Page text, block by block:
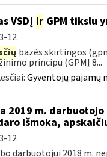
VSDĮ irGPM tikslu
12
bazės skirtingos
principu (GPMĮ 8...
Gyventojų pajamų
2019 m.
išmoka,
12
darbuotojui 2018 m.